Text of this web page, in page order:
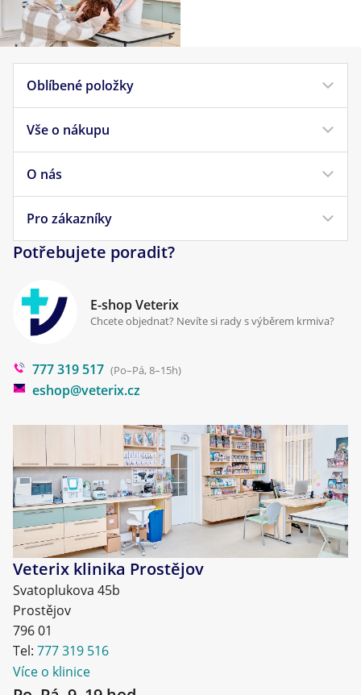
Oblíbené položky
Krmivo pro psy
Krmivo pro kočky
Veterinární diety
Pamlsky pro psy
Vše o nákupu
Doprava a platba
Obchodní podmínky
Reklamace a vrácení
Cookies a podmínky používání
O nás
Náš příběh
Pro zákazníky
Klinika Prostějov
Poradna
Blog
Potřebujete poradit?
E-shop Veterix
Chcete objednat? Nevíte si rady s výběrem krmiva?
777 319 517 (Po–Pá, 8–15h)
eshop@veterix.cz
Veterix klinika Prostějov
Svatoplukova 45b
Prostějov
796 01
Tel: 777 319 516
Více o klinice